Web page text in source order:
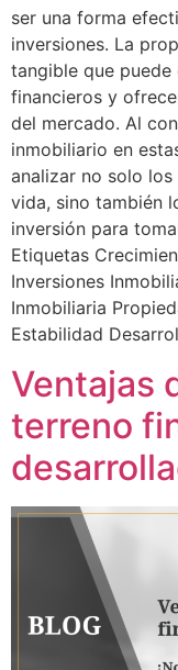
ser una forma
inversiones. La
tangible que
financieros y
del mercado. Al
inmobiliario en
analizar no solo
vida, sino también
inversión para
Etiquetas
Inversiones
Inmobiliaria
Estabilidad
Ventajas
terreno